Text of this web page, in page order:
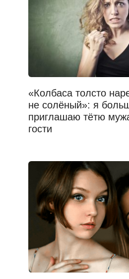
«Колбаса толсто
не солёный»: я
приглашаю тётю
гости